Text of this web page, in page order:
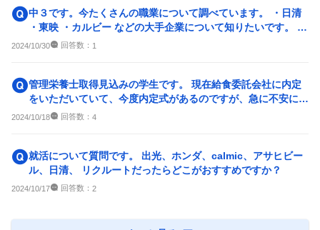
中３です。今たくさんの職業について調べています。 ・日清
・東映 ・カルビー などの大手企業について知りたいです。 実
際に働いている方...
2024/10/30 回答数： 1
管理栄養士取得見込みの学生です。 現在給食委託会社に内定
をいただいていて、今度内定式があるのですが、急に不安にな
ってきました。 ネッ...
2024/10/18 回答数： 4
就活について質問です。 出光、ホンダ、calmic、アサヒビー
ル、日清、 リクルートだったらどこがおすすめですか？
2024/10/17 回答数： 2